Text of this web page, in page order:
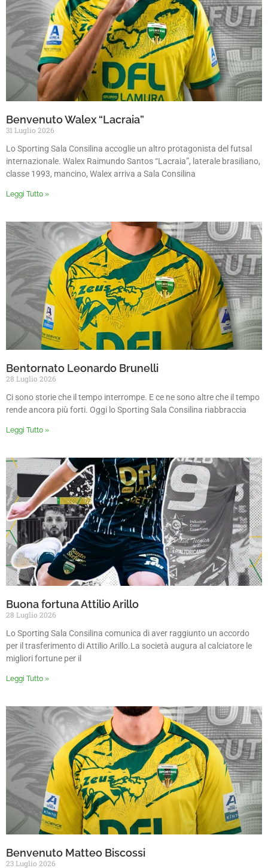
Benvenuto Walex “Lacraia”
31 Luglio 2026
Lo Sporting Sala Consilina accoglie un altro protagonista del futsal
internazionale. Walex Raimundo Santos “Lacraia”, laterale brasiliano,
classe 1993, mancino, Walex arriva a Sala Consilina
Leggi Tutto »
Bentornato Leonardo Brunelli
28 Luglio 2026
Ci sono storie che il tempo interrompe. E ce ne sono altre che il tempo
rende ancora più forti. Oggi lo Sporting Sala Consilina riabbraccia
Leggi Tutto »
Buona fortuna Attilio Arillo
28 Luglio 2026
Lo Sporting Sala Consilina comunica di aver raggiunto un accordo
per il trasferimento di Attilio Arillo.La società augura al calciatore le
migliori fortune per il
Leggi Tutto »
Benvenuto Matteo Biscossi
23 Luglio 2026